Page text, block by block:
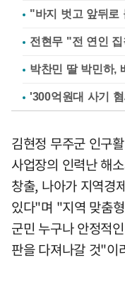
"바지 벗고 앞뒤
전현무 "전 연인
박찬민 딸 박민하,
'300억원대 사기
김현정 무주군 인구
사업장의 인력난 해
창출, 나아가 지역경
있다"며 "지역 맞춤
군민 누구나 안정적
판을 다져나갈 것"이